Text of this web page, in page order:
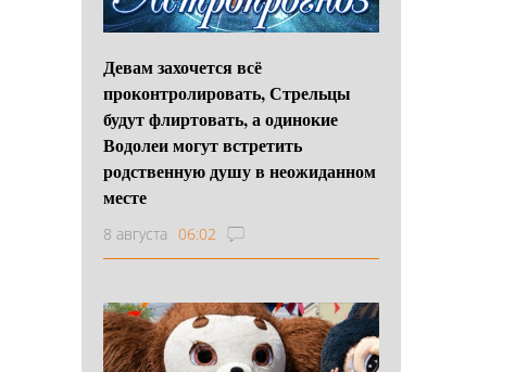
Девам захочется всё
проконтролировать, Стрельцы
будут флиртовать, а одинокие
Водолеи могут встретить
родственную душу в неожиданном
месте
8 августа 06:02